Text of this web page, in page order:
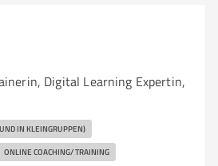
Digital Learning Expertin,
IN KLEINGRUPPEN)
ONLINE COACHING/ TRAINING